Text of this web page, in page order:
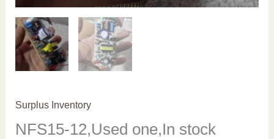
Surplus Inventory
NFS15-12,Used one,In stock